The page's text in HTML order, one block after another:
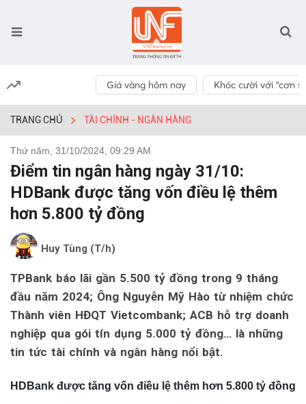
Giá vàng hôm nay Khóc cười với “cơn
TRANG CHỦ TÀI CHÍNH - NGÂN HÀNG
Thứ năm, 31/10/2024, 09:29 AM
Điểm tin ngân hàng ngày 31/10:
HDBank được tăng vốn điều lệ thêm
hơn 5.800 tỷ đồng
Huy Tùng (T/h)
TPBank báo lãi gần 5.500 tỷ đồng trong 9 tháng
đầu năm 2024; Ông Nguyễn Mỹ Hào từ nhiệm chức
Thành viên HĐQT Vietcombank; ACB hỗ trợ doanh
nghiệp qua gói tín dụng 5.000 tỷ đồng… là những
tin tức tài chính và ngân hàng nổi bật.
HDBank được tăng vốn điều lệ thêm hơn 5.800 tỷ đồng